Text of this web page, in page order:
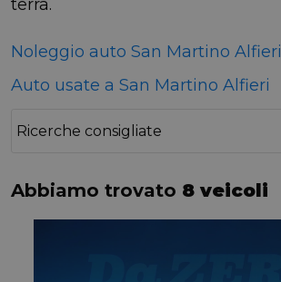
terra.
Noleggio auto San Martino Alfieri
Auto usate a San Martino Alfieri
Ricerche consigliate
Abbiamo trovato 8 veicoli